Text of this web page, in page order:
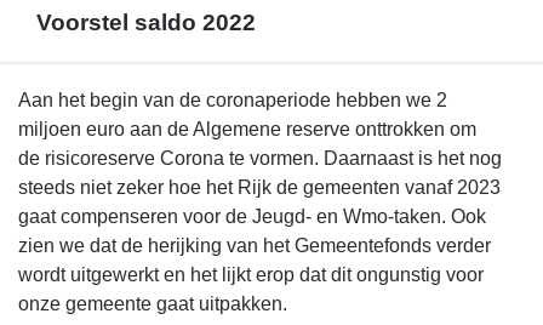
Voorstel saldo 2022
Terug
naar
navigatie
Financieel
beeld
Voorstel
Aan het begin van de coronaperiode hebben we 2
miljoen euro aan de Algemene reserve onttrokken om
de risicoreserve Corona te vormen. Daarnaast is het nog
steeds niet zeker hoe het Rijk de gemeenten vanaf 2023
gaat compenseren voor de Jeugd- en Wmo-taken. Ook
zien we dat de herijking van het Gemeentefonds verder
wordt uitgewerkt en het lijkt erop dat dit ongunstig voor
onze gemeente gaat uitpakken.